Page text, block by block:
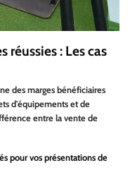
réussies : Les cas
des marges bénéficiaires
d'équipements et de
entre la vente de
pour vos présentations de